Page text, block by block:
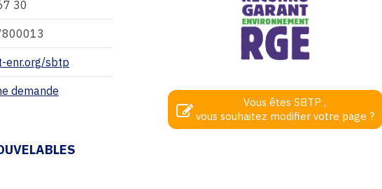
30
enr.org/sbtp
demande
Vous êtes SBTP ,
vous souhaitez modifier votre page ?